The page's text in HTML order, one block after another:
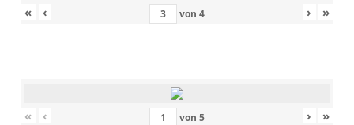
« ‹ von 4 › »
« ‹ von 5 › »